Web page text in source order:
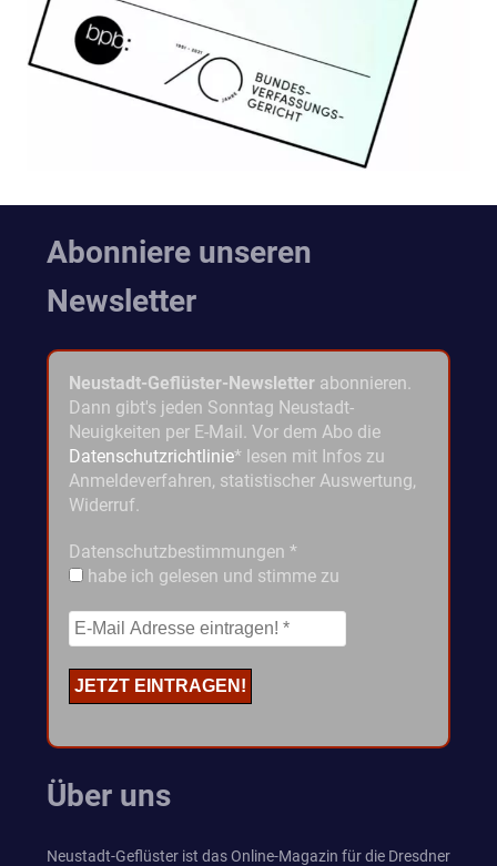
Abonniere unseren
Newsletter
Neustadt-Geflüster-Newsletter abonnieren.
Dann gibt's jeden Sonntag Neustadt-
Neuigkeiten per E-Mail. Vor dem Abo die
Datenschutzrichtlinie* lesen mit Infos zu
Anmeldeverfahren, statistischer Auswertung,
Widerruf.
Datenschutzbestimmungen *
habe ich gelesen und stimme zu
Über uns
Neustadt-Geflüster ist das Online-Magazin für die Dresdner